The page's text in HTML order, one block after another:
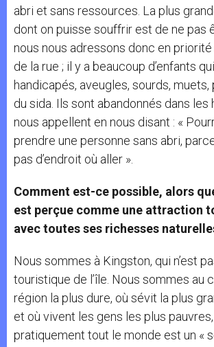
abri et sans ressources. La plus
dont on puisse souffrir est de ne pas
nous nous adressons donc en
de la rue ; il y a beaucoup d’enfants
handicapés, aveugles, sourds,
du sida. Ils sont abandonnés dans les
nous appellent en nous disant : «
prendre une personne sans abri, parce
pas d’endroit où aller ».
Comment est-ce possible, alors
est perçue comme une attraction
avec toutes ses richesses
Nous sommes à Kingston, qui n’est
touristique de l’île. Nous sommes au
région la plus dure, où sévit la plus
et où vivent les gens les plus
pratiquement tout le monde est un «